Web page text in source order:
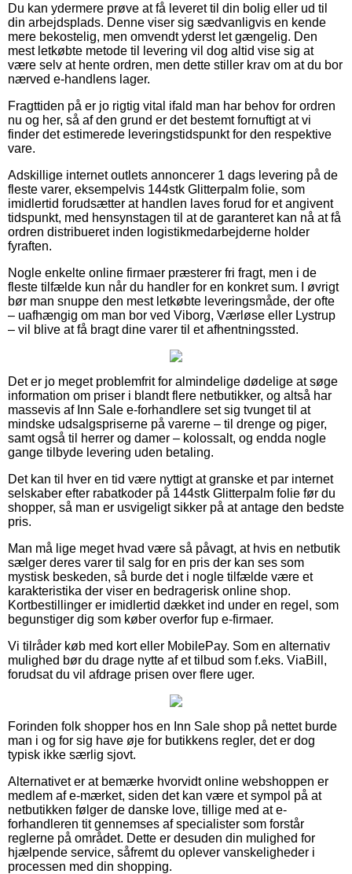
Du kan ydermere prøve at få leveret til din bolig eller ud til
din arbejdsplads. Denne viser sig sædvanligvis en kende
mere bekostelig, men omvendt yderst let gængelig. Den
mest letkøbte metode til levering vil dog altid vise sig at
være selv at hente ordren, men dette stiller krav om at du bor
nærved e-handlens lager.
Fragttiden på er jo rigtig vital ifald man har behov for ordren
nu og her, så af den grund er det bestemt fornuftigt at vi
finder det estimerede leveringstidspunkt for den respektive
vare.
Adskillige internet outlets annoncerer 1 dags levering på de
fleste varer, eksempelvis 144stk Glitterpalm folie, som
imidlertid forudsætter at handlen laves forud for et angivent
tidspunkt, med hensynstagen til at de garanteret kan nå at få
ordren distribueret inden logistikmedarbejderne holder
fyraften.
Nogle enkelte online firmaer præsterer fri fragt, men i de
fleste tilfælde kun når du handler for en konkret sum. I øvrigt
bør man snuppe den mest letkøbte leveringsmåde, der ofte
– uafhængig om man bor ved Viborg, Værløse eller Lystrup
– vil blive at få bragt dine varer til et afhentningssted.
Det er jo meget problemfrit for almindelige dødelige at søge
information om priser i blandt flere netbutikker, og altså har
massevis af Inn Sale e-forhandlere set sig tvunget til at
mindske udsalgspriserne på varerne – til drenge og piger,
samt også til herrer og damer – kolossalt, og endda nogle
gange tilbyde levering uden betaling.
Det kan til hver en tid være nyttigt at granske et par internet
selskaber efter rabatkoder på 144stk Glitterpalm folie før du
shopper, så man er usvigeligt sikker på at antage den bedste
pris.
Man må lige meget hvad være så påvagt, at hvis en netbutik
sælger deres varer til salg for en pris der kan ses som
mystisk beskeden, så burde det i nogle tilfælde være et
karakteristika der viser en bedragerisk online shop.
Kortbestillinger er imidlertid dækket ind under en regel, som
begunstiger dig som køber overfor fup e-firmaer.
Vi tilråder køb med kort eller MobilePay. Som en alternativ
mulighed bør du drage nytte af et tilbud som f.eks. ViaBill,
forudsat du vil afdrage prisen over flere uger.
Forinden folk shopper hos en Inn Sale shop på nettet burde
man i og for sig have øje for butikkens regler, det er dog
typisk ikke særlig sjovt.
Alternativet er at bemærke hvorvidt online webshoppen er
medlem af e-mærket, siden det kan være et sympol på at
netbutikken følger de danske love, tillige med at e-
forhandleren tit gennemses af specialister som forstår
reglerne på området. Dette er desuden din mulighed for
hjælpende service, såfremt du oplever vanskeligheder i
processen med din shopping.